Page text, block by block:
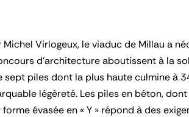
Virlogeux, le viaduc de Millau a
d’architecture aboutissent à la
piles dont la plus haute culmine à
légèreté. Les piles en béton,
évasée en « Y » répond à des